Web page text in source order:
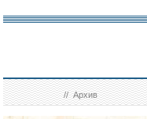
//Архив